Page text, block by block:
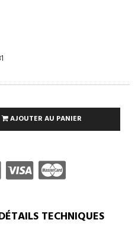
AJOUTER AU PANIER
TECHNIQUES